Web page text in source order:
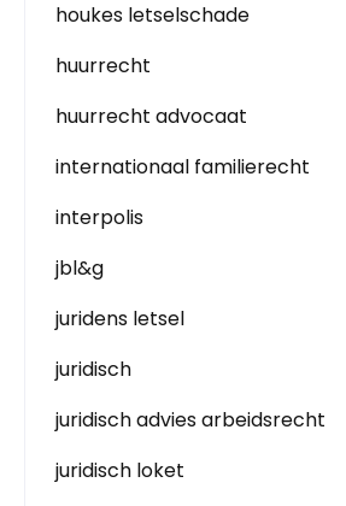
houkes letselschade
huurrecht
huurrecht advocaat
internationaal familierecht
interpolis
jbl&g
juridens letsel
juridisch
juridisch advies arbeidsrecht
juridisch loket